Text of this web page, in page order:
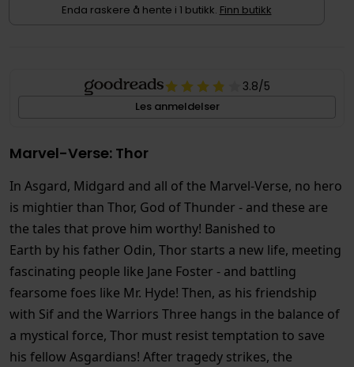
Enda raskere å hente i 1 butikk. Finn butikk
3.8/5
Les anmeldelser
Marvel-Verse: Thor
In Asgard, Midgard and all of the Marvel-Verse, no hero
is mightier than Thor, God of Thunder - and these are
the tales that prove him worthy! Banished to
Earth by his father Odin, Thor starts a new life, meeting
fascinating people like Jane Foster - and battling
fearsome foes like Mr. Hyde! Then, as his friendship
with Sif and the Warriors Three hangs in the balance of
a mystical force, Thor must resist temptation to save
his fellow Asgardians! After tragedy strikes, the